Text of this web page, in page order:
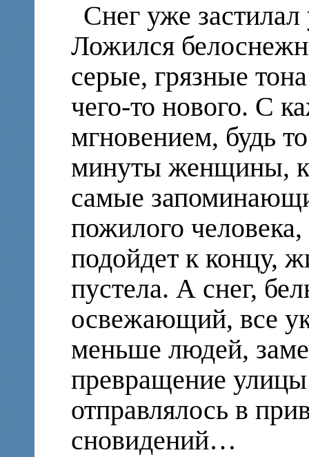
Снег уже
Ложился
серые, грязные
чего-то нового. С
мгновением, будь
минуты женщины,
самые
пожилого
подойдет к концу,
пустела. А снег,
освежающий, все
меньше людей,
превращение
отправлялось в
сновидений…